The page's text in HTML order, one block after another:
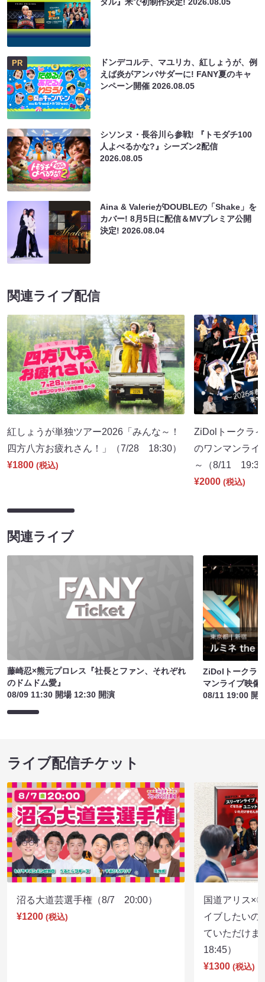
PR
ドンデコルテ、マユリカ、紅しょうが、例
えば炎がアンバサダーに! FANY夏のキャ
ンペーン開催2026.08.05
シソンヌ・長谷川ら参戦! 『トモダチ100
人よべるかな?』シーズン2配信
2026.08.05
Aina & ValerieがDOUBLEの「Shake」を
カバー! 8月5日に配信＆MVプレミア公開
決定!2026.08.04
関連ライブ配信
紅しょうが単独ツアー2026「みんな～！
四方八方お疲れさん！」（7/28 18:30）
¥1800 (税込)
ZiDolトークラ
のワンマンライ
～（8/11
¥2000 (税込)
関連ライブ
藤崎忍×熊元プロレス『社長とファン、それぞれ
のドムドム愛』
08/09 11:30 開場 12:30 開演
ZiDolトークラ
マンライブ映像
08/11 19:00 開
ライブ配信チケット
沼る大道芸選手権（8/7 20:00）
¥1200 (税込)
国道アリス×
イブしたいの
ていただけ
18:45）
¥1300 (税込)